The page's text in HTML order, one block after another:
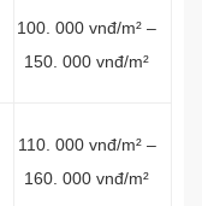
100. 000 vnđ/m² –
150. 000 vnđ/m²
110. 000 vnđ/m² –
160. 000 vnđ/m²